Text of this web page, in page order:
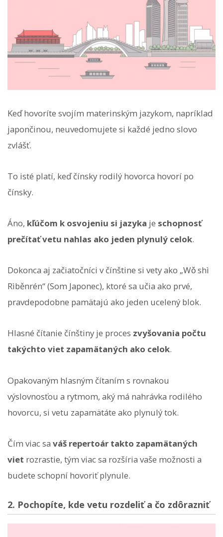
Keď hovoríte svojím materinským jazykom, napríklad
japončinou, neuvedomujete si každé jedno slovo
zvlášť.
To isté platí, keď čínsky rodilý hovorca hovorí po
čínsky.
Áno, kľúčom k osvojeniu si jazyka je schopnosť
prečítať vetu nahlas ako jeden plynulý celok.
Dokonca aj začiatočníci v čínštine si vety ako „Wǒ shì
Rìběnrén“ (Som Japonec), ktoré sa učia ako prvé,
pravdepodobne pamätajú ako jeden ucelený blok.
Hlasné čítanie čínštiny je proces zvyšovania počtu
takýchto viet zapamätaných ako celok.
Opakovaným hlasným čítaním s rovnakou
výslovnosťou a rytmom, aký má nahrávka rodilého
hovorcu, si vetu zapamätáte ako plynulý tok.
Čím viac sa váš repertoár takto zapamätaných
viet rozrastie, tým viac sa rozšíria vaše možnosti a
budete schopní hovoriť plynule.
2. Pochopíte, kde vetu rozdeliť a čo zdôrazniť